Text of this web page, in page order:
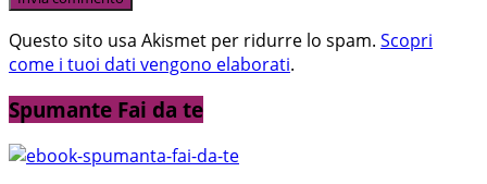
Questo sito usa Akismet per ridurre lo spam. Scopri
come i tuoi dati vengono elaborati.
Spumante Fai da te